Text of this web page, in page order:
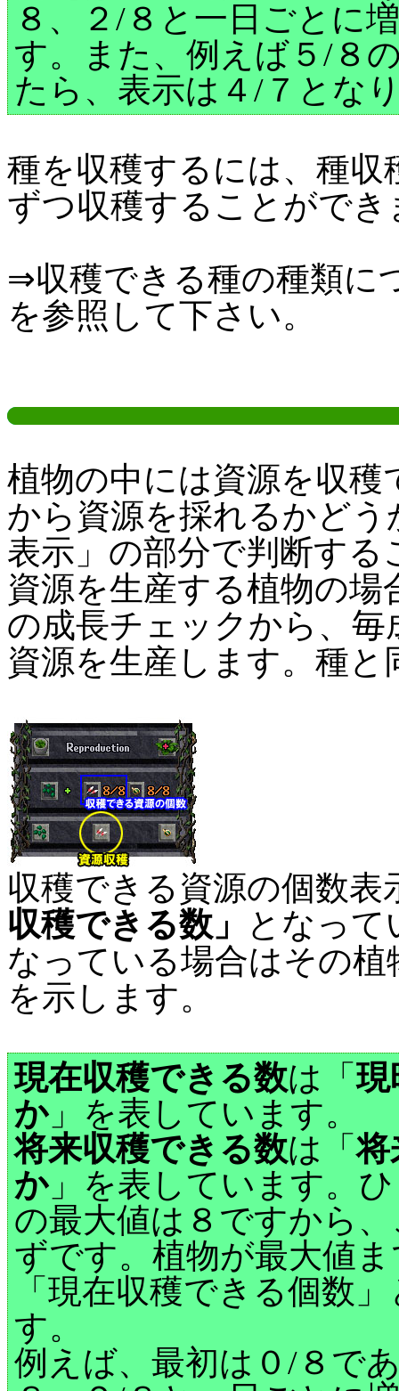
８、２/８と一日ごとに
す。また、例えば５/８
たら、表示は４/７とな
種を収穫するには、種
ずつ収穫することができ
⇒収穫できる種の種類に
を参照して下さい。
植物の中には資源を収
から資源を採れるかど
表示」の部分で判断する
資源を生産する植物の
の成長チェックから、
資源を生産します。種
収穫できる資源の個数表
収穫できる数」
となって
なっている場合はその
を示します。
現在収穫できる数は「現
か 」を表しています。
将来収穫できる数は「将
か 」を表しています。
の最大値は８ですから
ずです。植物が最大値
「現在収穫できる個数
す。
例えば、最初は０/８で